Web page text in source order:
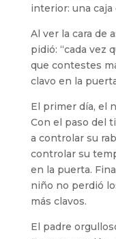
interior: una caja
Al ver la cara de
pidió: “cada vez
que contestes
clavo en la
El primer día, el
Con el paso del
a controlar su
controlar su
en la puerta.
niño no perdió
más clavos.
El padre